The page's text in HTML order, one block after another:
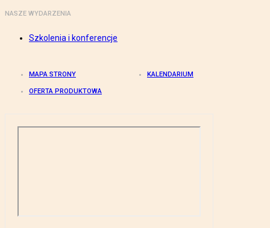
NASZE WYDARZENIA
Szkolenia i konferencje
MAPA STRONY KALENDARIUM
OFERTA PRODUKTOWA